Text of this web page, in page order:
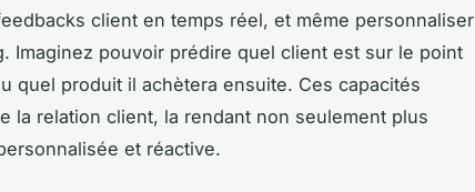
client en temps réel, et même personnaliser
Imaginez pouvoir prédire quel client est sur le point
quel produit il achètera ensuite. Ces capacités
la relation client, la rendant non seulement plus
et réactive.